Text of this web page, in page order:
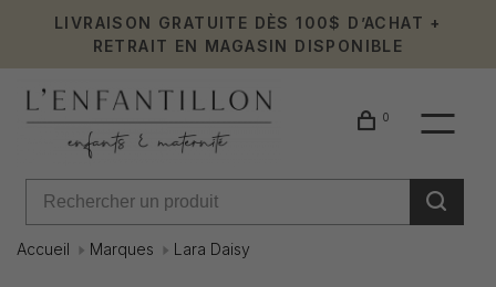
LIVRAISON GRATUITE DÈS 100$ D’ACHAT +
RETRAIT EN MAGASIN DISPONIBLE
0
Accueil Marques Lara Daisy